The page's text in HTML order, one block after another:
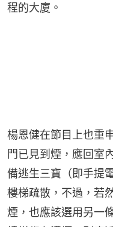
程的大廈。
楊恩健在節目上也重
門已見到煙，應回室
備逃生三寶（即手提
樓梯疏散，不過，若
煙，也應該選用另一